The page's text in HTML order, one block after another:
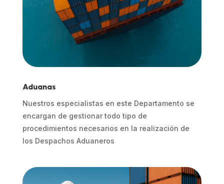
Aduanas
Nuestros especialistas en este Departamento se
encargan de gestionar todo tipo de
procedimientos necesarios en la realización de
los Despachos Aduaneros